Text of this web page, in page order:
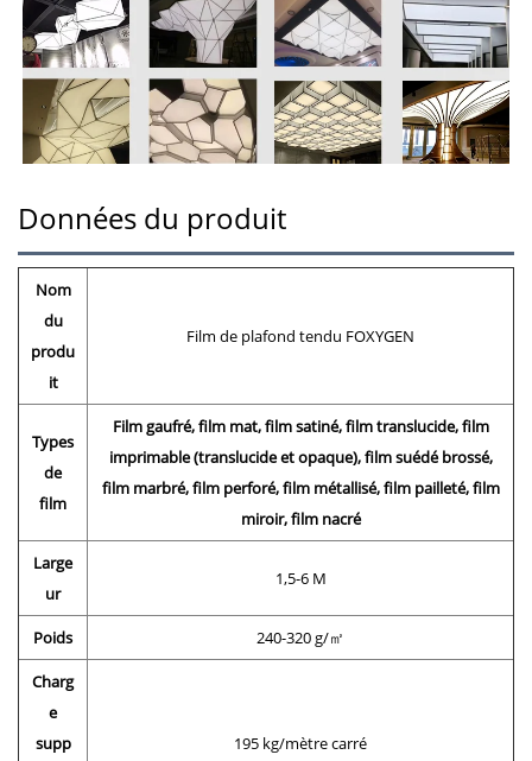
Données du produit
Nom
du
produ
it
Film de plafond tendu FOXYGEN
Types
de
film
Film gaufré, film mat, film satiné, film translucide, film
imprimable (translucide et opaque), film suédé brossé,
film marbré, film perforé, film métallisé, film pailleté, film
miroir, film nacré
Large
ur
1,5-6 M
Poids 240-320 g/㎡
Charg
e
supp
195 kg/mètre carré